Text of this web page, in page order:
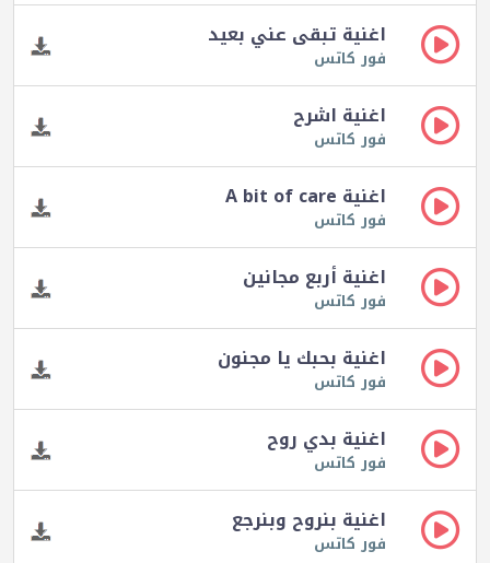
اغنية تبقى عني بعيد
فور كاتس
اغنية اشرح
فور كاتس
اغنية A bit of care
فور كاتس
اغنية أربع مجانين
فور كاتس
اغنية بحبك يا مجنون
فور كاتس
اغنية بدي روح
فور كاتس
اغنية بنروح وبنرجع
فور كاتس